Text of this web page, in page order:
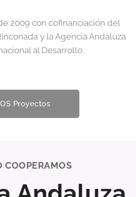
2009 con cofinanciación del
y la Agencia Andaluza
al Desarrollo.
Proyectos
COOPERAMOS